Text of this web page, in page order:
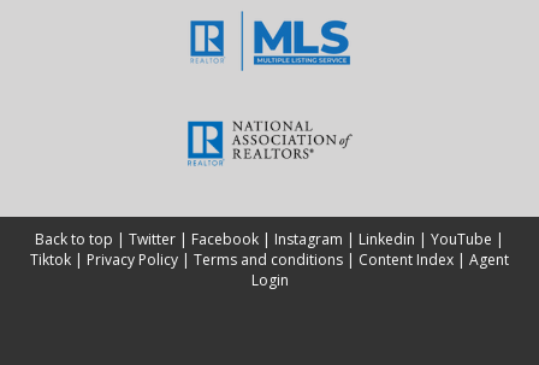
Back to top | Twitter | Facebook | Instagram | Linkedin | YouTube |
Tiktok | Privacy Policy | Terms and conditions | Content Index | Agent
Login